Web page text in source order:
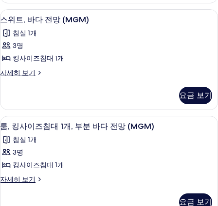
전
망
(MGM)
사
진
모
기
망
(MGM)
자
세
히
보
기
개,
바
다
전
망
(MGM)
모
두
보
기
침
대
개,
바
전
망
(MGM)
히
기
스
위
트,
바
다
전
(MGM)
사
진
모
두
보
기
스위트, 바다 전망 (MGM) | 고급 침구,
3
스위트, 바다 전망 (MGM)
침실 1개
3명
킹사이즈침대 1개
자세히 보기
스
다
전
망
(MGM)
자
세
보
기
요금 보기
룸,
킹
사
이
즈
침
룸, 킹사이즈침대 1개, 부분 바다 전망
3
룸, 킹사이즈침대 1개, 부분 바다 전망 (MGM)
침실 1개
3명
킹사이즈침대 1개
자세히 보기
룸,
요금 보기